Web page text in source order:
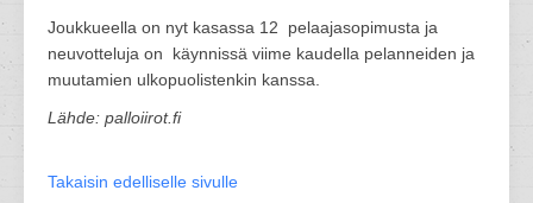
Joukkueella on nyt kasassa 12 pelaajasopimusta ja
neuvotteluja on käynnissä viime kaudella pelanneiden ja
muutamien ulkopuolistenkin kanssa.
Lähde: palloiirot.fi
Takaisin edelliselle sivulle